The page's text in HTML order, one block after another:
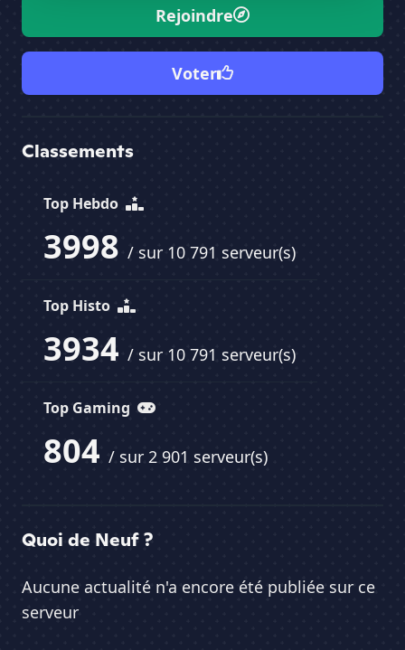
Rejoindre
Voter
Classements
Top Hebdo
3998 / sur 10 791 serveur(s)
Top Histo
3934 / sur 10 791 serveur(s)
Top Gaming
804 / sur 2 901 serveur(s)
Quoi de Neuf ?
Aucune actualité n'a encore été publiée sur ce
serveur